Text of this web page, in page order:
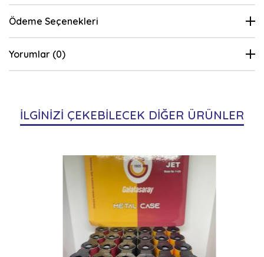
Ödeme Seçenekleri
Yorumlar (0)
İLGİNİZİ ÇEKEBİLECEK DİĞER ÜRÜNLER